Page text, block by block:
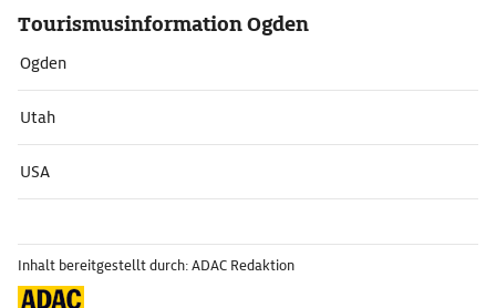
Tourismusinformation Ogden
Ogden
Utah
USA
Inhalt bereitgestellt durch: ADAC Redaktion